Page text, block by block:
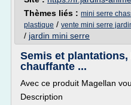
Thèmes liés : mini serre
plastique / vente mini serre
/ jardin mini serre
Semis et
chauffante ...
Avec ce produit Magellan
Description